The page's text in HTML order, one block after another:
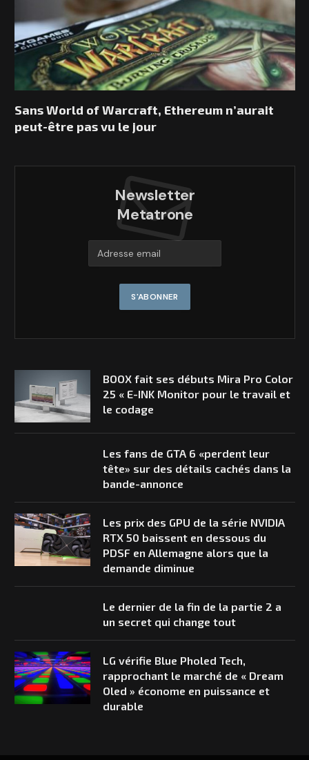
Sans World of Warcraft, Ethereum n’aurait
peut-être pas vu le jour
Newsletter
Metatrone
BOOX fait ses débuts Mira Pro Color
25 « E-INK Monitor pour le travail et
le codage
Les fans de GTA 6 «perdent leur
tête» sur des détails cachés dans la
bande-annonce
Les prix des GPU de la série NVIDIA
RTX 50 baissent en dessous du
PDSF en Allemagne alors que la
demande diminue
Le dernier de la fin de la partie 2 a
un secret qui change tout
LG vérifie Blue Pholed Tech,
rapprochant le marché de « Dream
Oled » économe en puissance et
durable